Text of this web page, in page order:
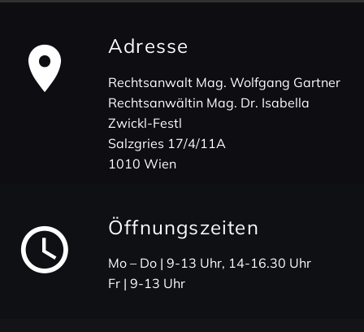
Adresse
Rechts­an­walt Mag. Wolf­gang Gartner
Rechts­an­wältin Mag. Dr. Isabella
Zwickl-Festl
Salz­gries 17/4/11A
1010 Wien
Öffnungs­zeiten
Mo – Do | 9-13 Uhr, 14-16.30 Uhr
Fr | 9-13 Uhr